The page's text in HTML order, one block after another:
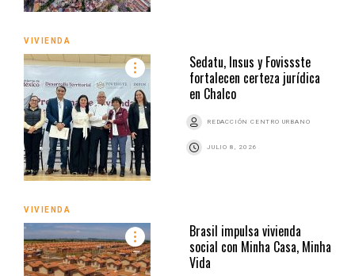
VIVIENDA
Sedatu, Insus y Fovissste
fortalecen certeza jurídica
en Chalco
REDACCIÓN CENTRO URBANO
JULIO 8, 2026
VIVIENDA
Brasil impulsa vivienda
social con Minha Casa, Minha
Vida